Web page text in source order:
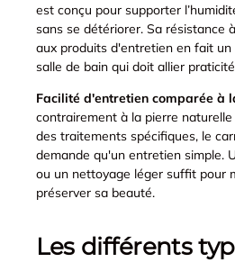
est conçu pour supporter
sans se détériorer. Sa résistance
aux produits d'entretien en fait un
salle de bain qui doit allier
Facilité d'entretien comparée à
contrairement à la pierre
des traitements spécifiques, le
demande qu'un entretien simple.
ou un nettoyage léger suffit pour
préserver sa beauté.
Les différents